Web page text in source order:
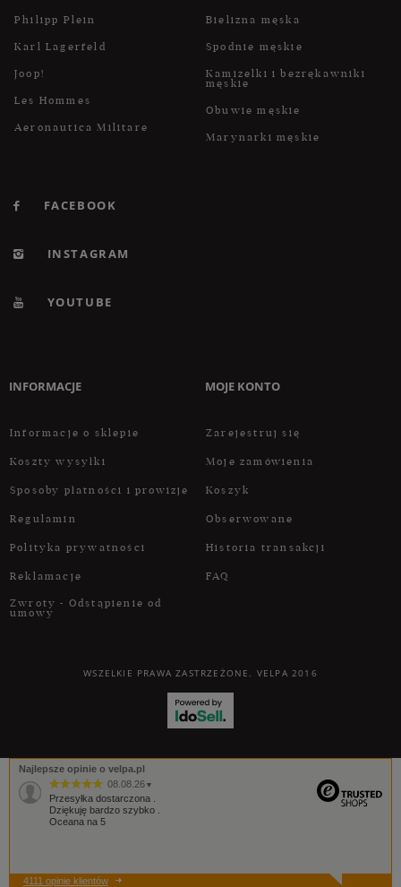
Philipp Plein
Karl Lagerfeld
Joop!
Les Hommes
Aeronautica Militare
Bielizna męska
Spodnie męskie
Kamizelki i bezrękawniki
męskie
Obuwie męskie
Marynarki męskie
FACEBOOK
INSTAGRAM
YOUTUBE
INFORMACJE
Informacje o sklepie
Koszty wysyłki
Sposoby płatności i prowizje
Regulamin
Polityka prywatności
Reklamacje
Zwroty - Odstąpienie od
umowy
MOJE KONTO
Zarejestruj się
Moje zamówienia
Koszyk
Obserwowane
Historia transakcji
FAQ
WSZELKIE PRAWA ZASTRZEŻONE. VELPA 2016
Najlepsze opinie o velpa.pl
08.08.26 ▼
Przesyłka dostarczona .
Dziękuję bardzo szybko .
Oceana na 5
4111 opinie klientów